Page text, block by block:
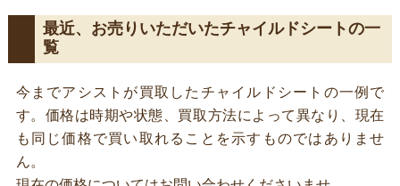
最近、お売りいただいたチャイルドシートの一
覧
今までアシストが買取したチャイルドシートの一例で
す。価格は時期や状態、買取方法によって異なり、現在
も同じ価格で買い取れることを示すものではありませ
ん。